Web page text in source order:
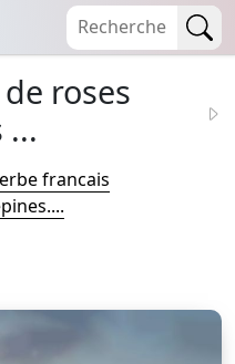
roses
...
francais